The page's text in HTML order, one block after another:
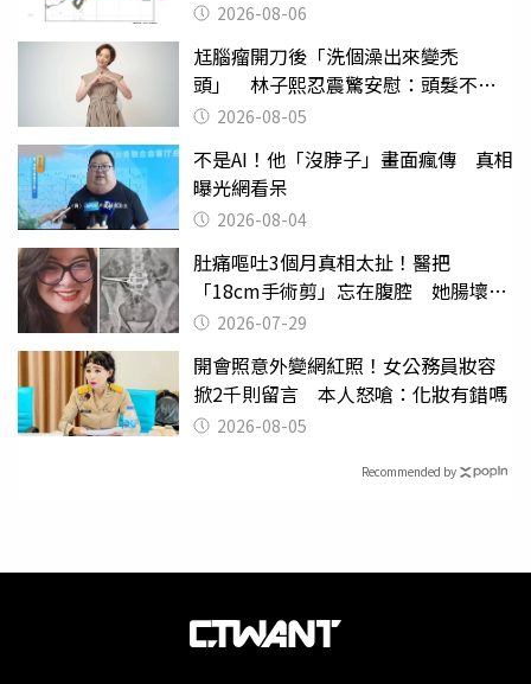
2026-08-06
尪腦瘤開刀後「洗個澡出來變禿
頭」 林子熙忍震驚安慰：頭髮不重
要 2026-08-05
不是AI！他「沒脖子」畫面瘋傳 真相
曝光網看呆
2026-08-04
肚痛嘔吐3個月真相太扯！醫把
「18cm手術剪」忘在腹腔 她腸壞死
險喪命
2026-07-29
開會照意外變網紅照！女公務員妝容
掀2千則留言 本人怒嗆：化妝有錯嗎
2026-08-05
Recommended by